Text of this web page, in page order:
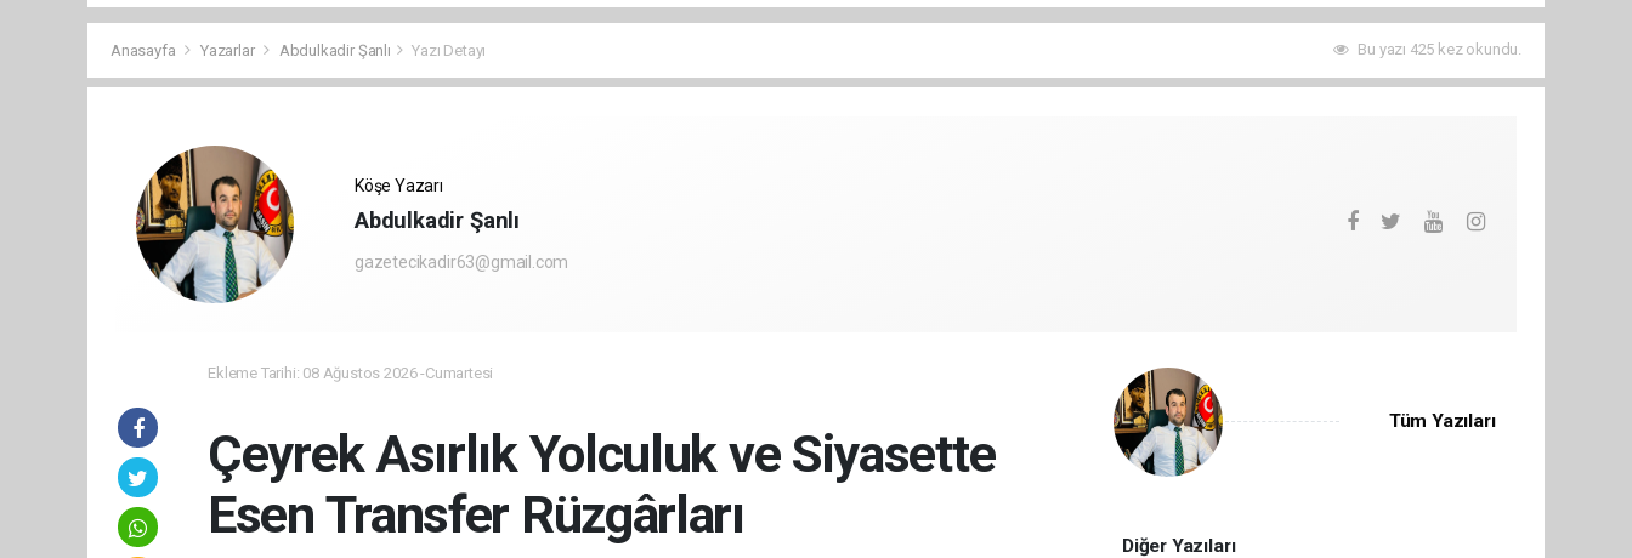
Anasayfa Yazarlar Abdulkadir Şanlı Yazı Detayı Bu yazı 425 kez okundu.
Köşe Yazarı
Abdulkadir Şanlı
gazetecikadir63@gmail.com
Ekleme Tarihi: 08 Ağustos 2026 -Cumartesi
Çeyrek Asırlık Yolculuk ve Siyasette
Esen Transfer Rüzgârları
Tüm Yazıları
Diğer Yazıları